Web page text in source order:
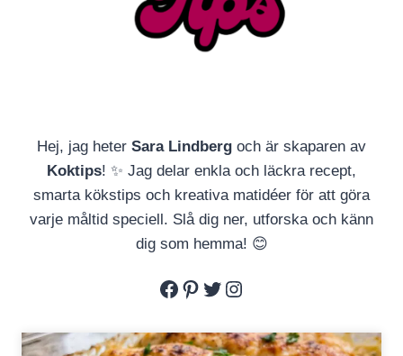
Hej, jag heter Sara Lindberg och är skaparen av
Koktips! ✨ Jag delar enkla och läckra recept,
smarta kökstips och kreativa matidéer för att göra
varje måltid speciell. Slå dig ner, utforska och känn
dig som hemma! 😊
Facebook
Pinterest
Twitter
Instagram